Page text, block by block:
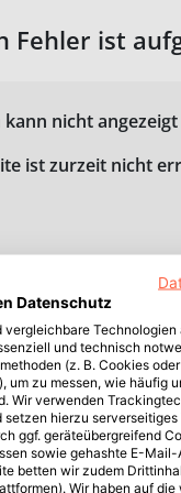
Fehler ist
kann nicht
ist zurzeit nicht
Datenschutz
Technologien
und technisch
(z. B. Cookies
um zu messen, wie häufig
Wir verwenden
hierzu
ggf. geräteübergreifend
sowie gehashte E-
betten wir zudem
Wir haben auf die